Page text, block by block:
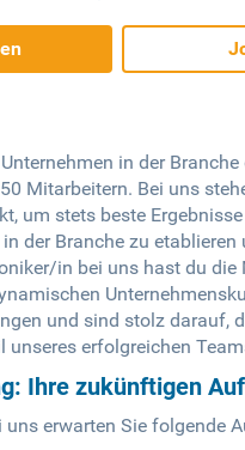
in der
Mitarbeitern. Bei uns
um stets beste
der Branche zu
in bei uns hast du
und sind stolz darauf,
unseres erfolgreichen
Ihre zukünftigen
erwarten Sie folgende